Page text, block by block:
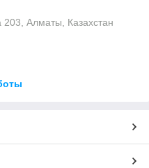
Алматы, Казахстан